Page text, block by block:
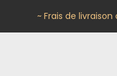
~ Frais de